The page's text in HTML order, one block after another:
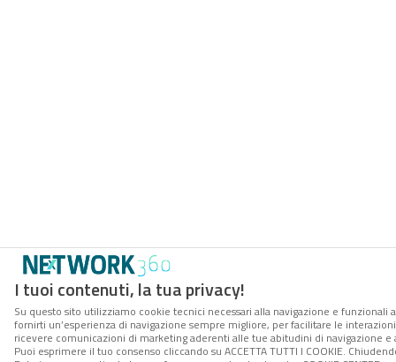
I tuoi contenuti, la tua privacy!
Su questo sito utilizziamo cookie tecnici necessari alla navigazione e
fornirti un’esperienza di navigazione sempre migliore, per facilitare le
ricevere comunicazioni di marketing aderenti alle tue abitudini di navigazione e
Puoi esprimere il tuo consenso cliccando su ACCETTA TUTTI I COOKIE.